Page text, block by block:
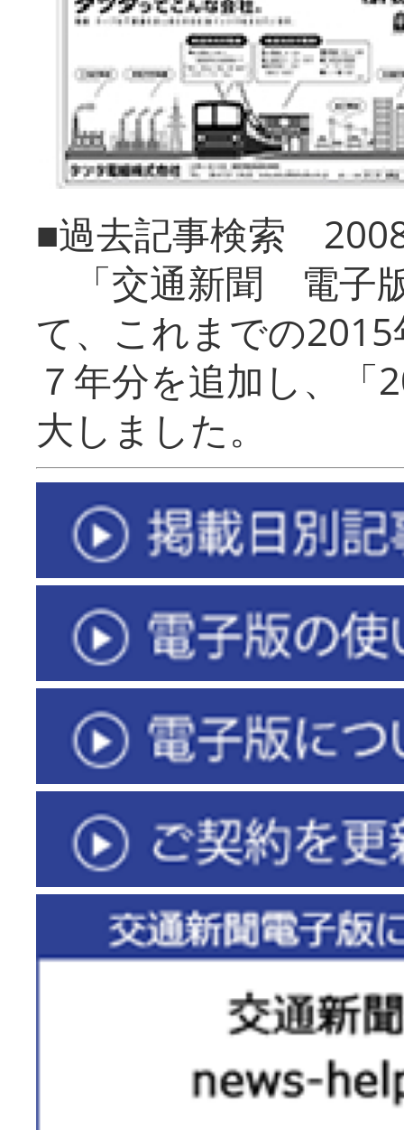
■過去記事検索
「交通新聞 電子
て、これまでの
７年分を追加し、「
大しまし